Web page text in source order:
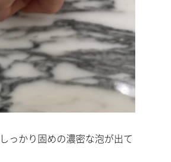
っかり固めの濃密な泡が出て